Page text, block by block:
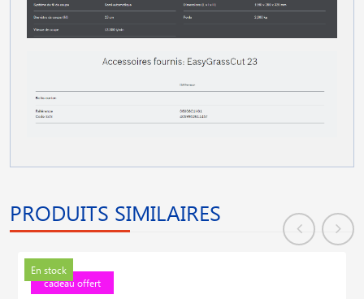
PRODUITS SIMILAIRES
En stock
cadeau offert